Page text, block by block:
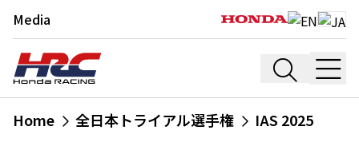
Media
Home 全日本トライアル選手権 IAS 2025